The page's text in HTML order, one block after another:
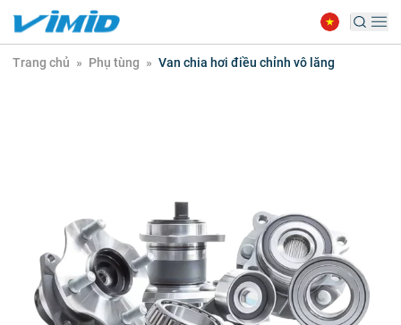
Trang chủ » Phụ tùng » Van chia hơi điều chỉnh vô lăng